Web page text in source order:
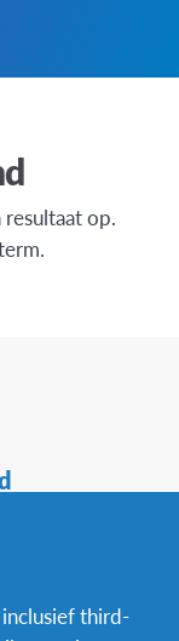
op.
third-